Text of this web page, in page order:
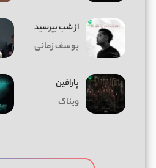
از شب بپرسید
یوسف زمانی
پارافین
ویناک